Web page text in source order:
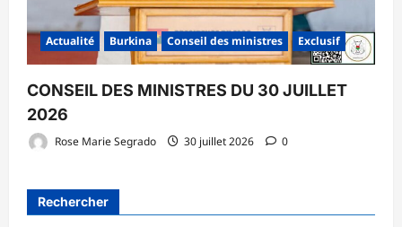
Actualité Burkina Conseil des ministres Exclusif
CONSEIL DES MINISTRES DU 30 JUILLET
2026
Rose Marie Segrado 30 juillet 2026 0
Rechercher